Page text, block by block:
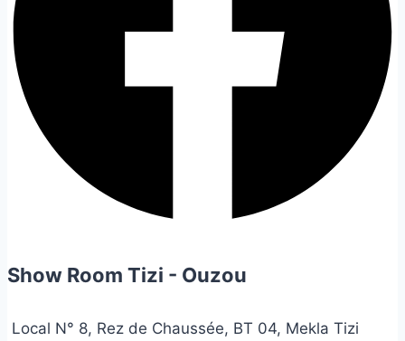
Show Room Tizi - Ouzou
Local N° 8, Rez de Chaussée, BT 04, Mekla Tizi